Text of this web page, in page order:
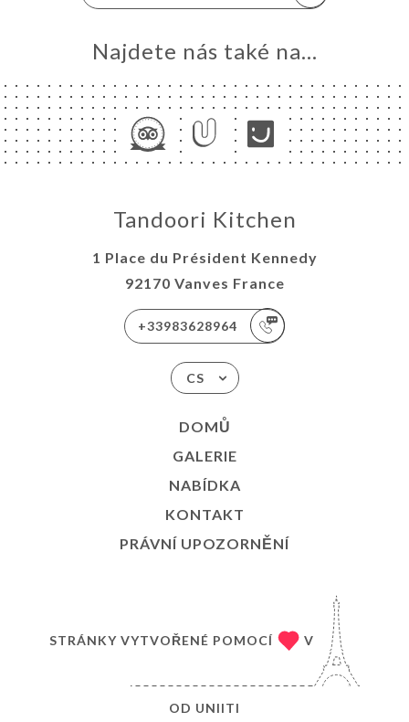
Najdete nás také na...
Tandoori Kitchen
1 Place du Président Kennedy
92170 Vanves France
+33983628964
CS
DOMŮ
GALERIE
NABÍDKA
KONTAKT
PRÁVNÍ UPOZORNĚNÍ
STRÁNKY VYTVOŘENÉ POMOCÍ V
OD UNIITI